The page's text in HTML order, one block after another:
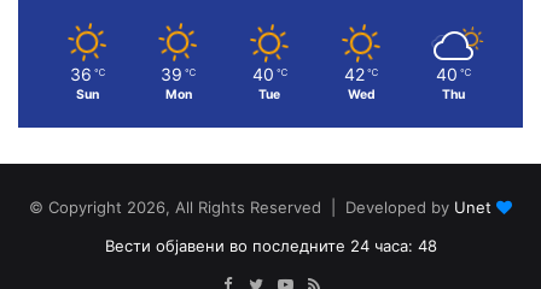
36 ℃
Sun
39 ℃
Mon
40 ℃
Tue
42 ℃
Wed
40 ℃
Thu
© Copyright 2026, All Rights Reserved | Developed by Unet
Вести објавени во последните 24 часа: 48
Facebook
TwitterYouTube
RSS